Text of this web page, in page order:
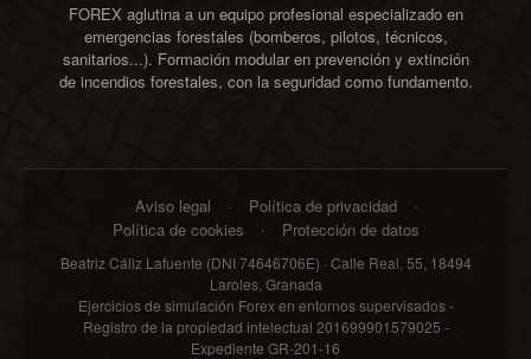
FOREX aglutina a un equipo profesional especializado en
emergencias forestales (bomberos, pilotos, técnicos,
sanitarios...). Formación modular en prevención y extinción
de incendios forestales, con la seguridad como fundamento.
Aviso legal
Política de privacidad
Política de cookies
Protección de datos
Beatriz Cáliz Lafuente (DNI 74646706E) · Calle Real, 55, 18494
Laroles, Granada
Ejercicios de simulación Forex en entornos supervisados -
Registro de la propiedad intelectual 201699901579025 -
Expediente GR-201-16